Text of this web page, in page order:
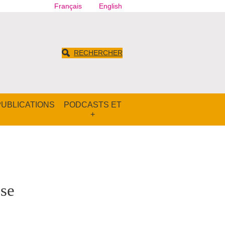
Français English
RECHERCHER
PODCASTS ET
+